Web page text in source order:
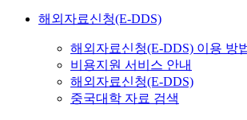
해외자료신청(E-DDS)
해외자료신청(E-DDS) 이용 방
비용지원 서비스 안내
해외자료신청(E-DDS)
중국대학 자료 검색